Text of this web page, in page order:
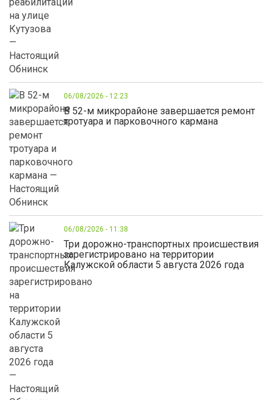
06/08/2026 - 12:23
В 52-м микрорайоне завершается ремонт
тротуара и парковочного кармана
06/08/2026 - 11:38
Три дорожно-транспортных происшествия
зарегистрировано на территории
Калужской области 5 августа 2026 года